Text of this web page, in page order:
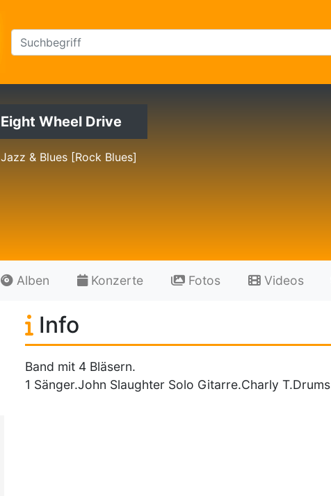
Eight Wheel Drive
Jazz & Blues [Rock Blues]
Alben Konzerte Fotos Videos
Info
Band mit 4 Bläsern.
1 Sänger.John Slaughter Solo Gitarre.Charly T.Drums